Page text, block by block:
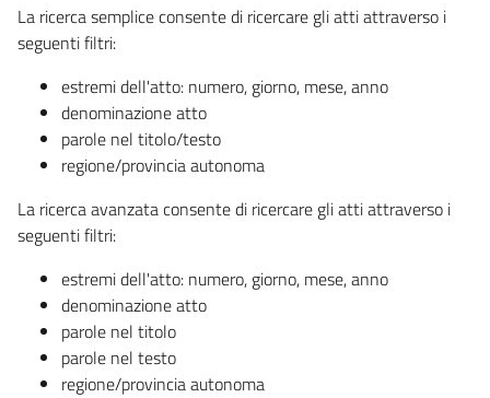
La ricerca semplice consente di ricercare gli atti attraverso i
seguenti filtri:
estremi dell'atto: numero, giorno, mese, anno
denominazione atto
parole nel titolo/testo
regione/provincia autonoma
La ricerca avanzata consente di ricercare gli atti attraverso i
seguenti filtri:
estremi dell'atto: numero, giorno, mese, anno
denominazione atto
parole nel titolo
parole nel testo
regione/provincia autonoma